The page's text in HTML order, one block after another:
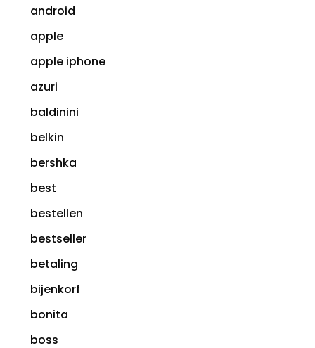
android
apple
apple iphone
azuri
baldinini
belkin
bershka
best
bestellen
bestseller
betaling
bijenkorf
bonita
boss